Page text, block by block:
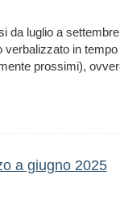
da luglio a
in
prossimi),
a giugno 2025